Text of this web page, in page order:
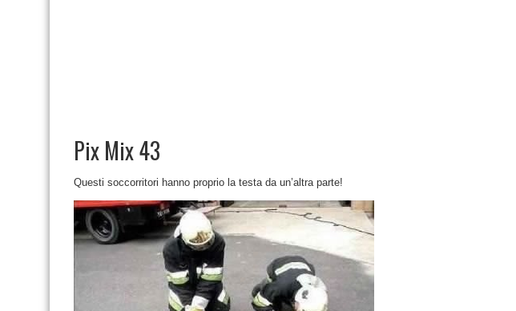
Pix Mix 43
Questi soccorritori hanno proprio la testa da un’altra parte!